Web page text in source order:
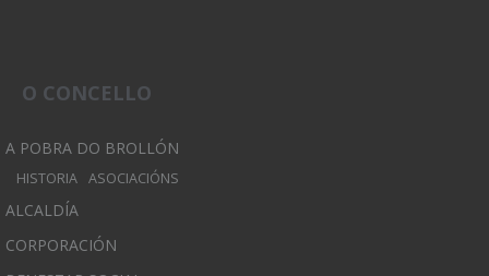
O CONCELLO
A POBRA DO BROLLÓN
HISTORIA ASOCIACIÓNS
ALCALDÍA
CORPORACIÓN